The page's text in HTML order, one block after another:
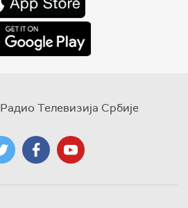
Радио Телевизија Србије